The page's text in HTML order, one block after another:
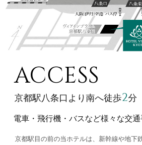
ACCESS
京都駅八条口より南へ徒歩2分
電車・飛行機・バスなど様々な交
京都駅目の前の当ホテルは、新幹線や地下